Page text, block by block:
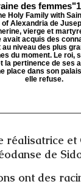
des
Holy Family with
Alexandria de
vierge et
avait acquis des
au niveau des plus
du moment. Le roi,
la pertinence de ses
place dans son
elle refuse.
réalisatrice
de
ont des